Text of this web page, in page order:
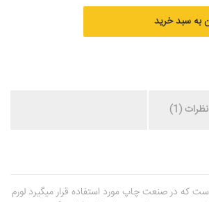
به سبد خرید
نظرات (1)
که در صنعت چاپ مورد استفاده قرار میگیرد لورم